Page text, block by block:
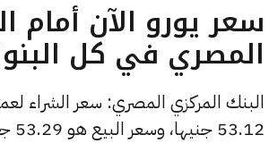
سعر يورو الآن أمام
المصري في كل
البنك المركزي المصري: سعر الشراء
53.12 جنيها، وسعر البيع هو 53.29 جنيها.